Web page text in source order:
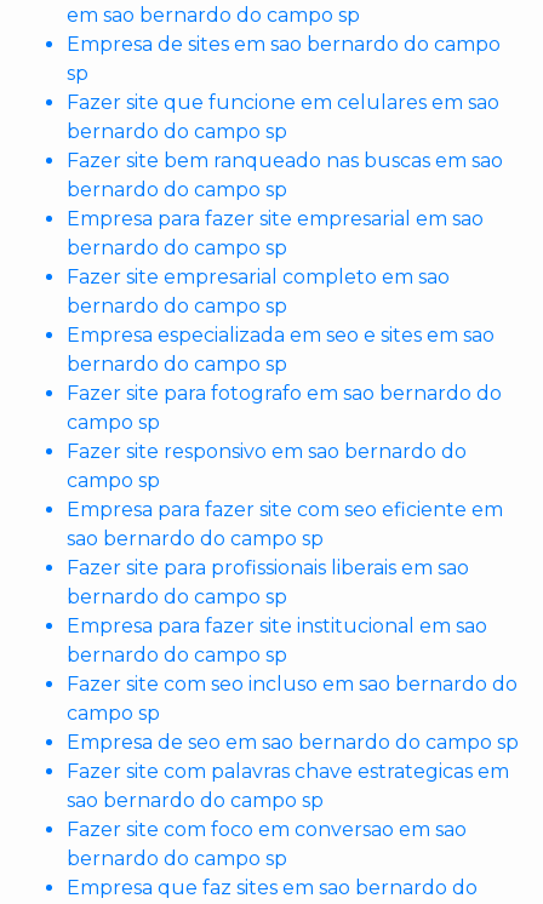
em sao bernardo do campo sp
Empresa de sites em sao bernardo do campo
sp
Fazer site que funcione em celulares em sao
bernardo do campo sp
Fazer site bem ranqueado nas buscas em sao
bernardo do campo sp
Empresa para fazer site empresarial em sao
bernardo do campo sp
Fazer site empresarial completo em sao
bernardo do campo sp
Empresa especializada em seo e sites em sao
bernardo do campo sp
Fazer site para fotografo em sao bernardo do
campo sp
Fazer site responsivo em sao bernardo do
campo sp
Empresa para fazer site com seo eficiente em
sao bernardo do campo sp
Fazer site para profissionais liberais em sao
bernardo do campo sp
Empresa para fazer site institucional em sao
bernardo do campo sp
Fazer site com seo incluso em sao bernardo do
campo sp
Empresa de seo em sao bernardo do campo sp
Fazer site com palavras chave estrategicas em
sao bernardo do campo sp
Fazer site com foco em conversao em sao
bernardo do campo sp
Empresa que faz sites em sao bernardo do